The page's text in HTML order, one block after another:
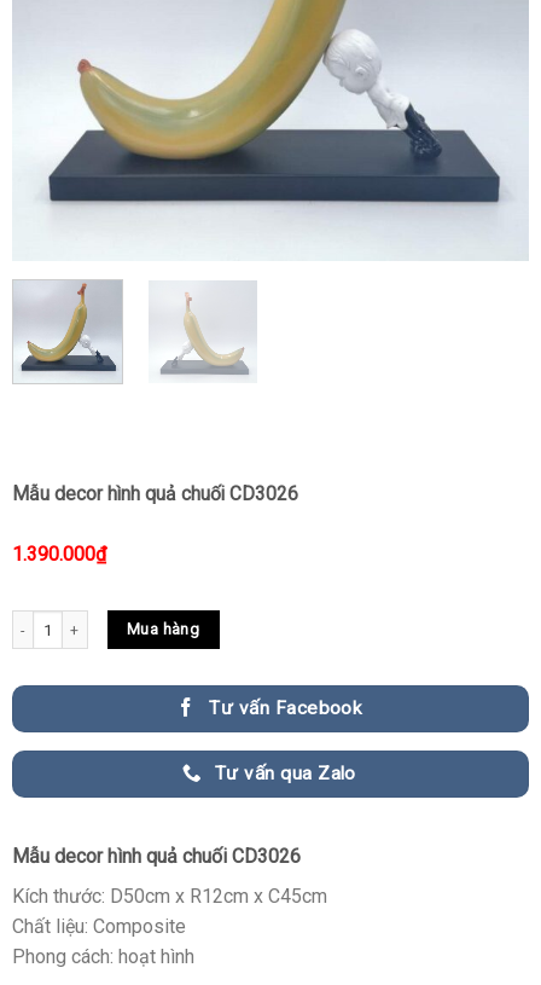
Mẫu decor hình quả chuối CD3026
1.390.000₫
Mẫu decor hình quả chuối CD3026 quantity
Mua hàng
Tư vấn Facebook
Tư vấn qua Zalo
Mẫu decor hình quả chuối CD3026
Kích thước: D50cm x R12cm x C45cm
Chất liệu: Composite
Phong cách: hoạt hình